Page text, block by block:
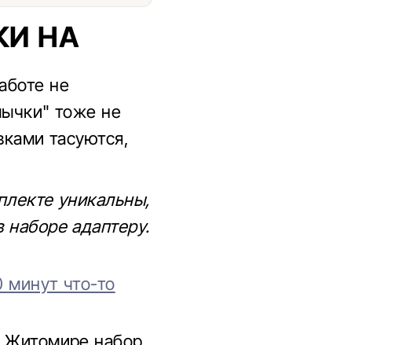
НА
не
тоже не
тасуются,
уникальны,
адаптеру.
что-то